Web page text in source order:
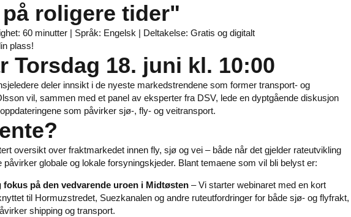
roligere tider"
60 minutter | Språk: Engelsk | Deltakelse: Gratis og digitalt
plass!
Torsdag 18. juni kl. 10:00
deler innsikt i de nyeste markedstrendene som former transport- og
vil, sammen med et panel av eksperter fra DSV, lede en dyptgående diskusjon
som påvirker sjø-, fly- og veitransport.
oversikt over fraktmarkedet innen fly, sjø og vei – både når det gjelder rateutvikling
globale og lokale forsyningskjeder. Blant temaene som vil bli belyst er:
på den vedvarende uroen i Midtøsten – Vi starter webinaret med en kort
til Hormuzstredet, Suezkanalen og andre ruteutfordringer for både sjø- og flyfrakt,
shipping og transport.